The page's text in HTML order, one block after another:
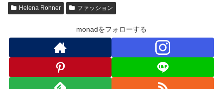
Helena Rohner ファッション
monadをフォローする